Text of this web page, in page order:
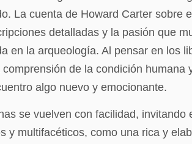
La cuenta de Howard Carter sobre
detalladas y la pasión que
en la arqueología. Al pensar en los
comprensión de la condición
algo nuevo y emocionante.
se vuelven con facilidad,
y multifacéticos, como una rica y